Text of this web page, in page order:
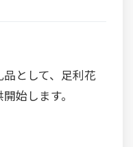
として、足利花
始します。